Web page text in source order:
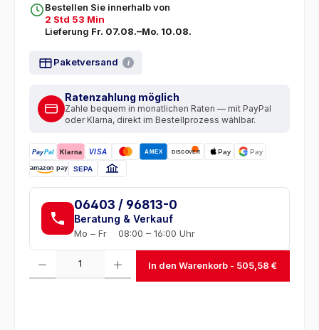
Bestellen Sie innerhalb von
2 Std 53 Min
Lieferung Fr. 07.08.–Mo. 10.08.
Paketversand i
Ratenzahlung möglich
Zahle bequem in monatlichen Raten — mit PayPal
oder Klarna, direkt im Bestellprozess wählbar.
PayPal Klarna VISA AMEX DISCOVER Pay Pay
amazon pay SEPA
06403 / 96813-0
Beratung & Verkauf
Mo – Fr 08:00 – 16:00 Uhr
In den Warenkorb